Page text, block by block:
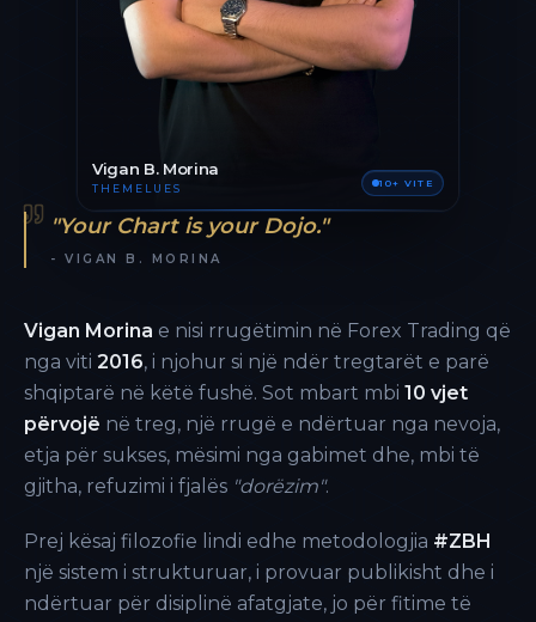
Vigan B. Morina
THEMELUES 10+ VITE
"Your Chart is your Dojo."
- VIGAN B. MORINA
Vigan Morina e nisi rrugëtimin në Forex Trading që
nga viti 2016, i njohur si një ndër tregtarët e parë
shqiptarë në këtë fushë. Sot mbart mbi 10 vjet
përvojë në treg, një rrugë e ndërtuar nga nevoja,
etja për sukses, mësimi nga gabimet dhe, mbi të
gjitha, refuzimi i fjalës "dorëzim".
Prej kësaj filozofie lindi edhe metodologjia #ZBH
një sistem i strukturuar, i provuar publikisht dhe i
ndërtuar për disiplinë afatgjate, jo për fitime të